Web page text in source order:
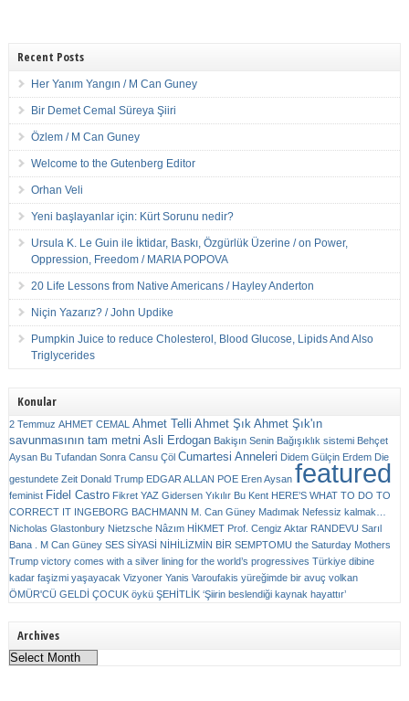
Recent Posts
Her Yanım Yangın / M Can Guney
Bir Demet Cemal Süreya Şiiri
Özlem / M Can Guney
Welcome to the Gutenberg Editor
Orhan Veli
Yeni başlayanlar için: Kürt Sorunu nedir?
Ursula K. Le Guin ile İktidar, Baskı, Özgürlük Üzerine / on Power,
Oppression, Freedom / MARIA POPOVA
20 Life Lessons from Native Americans / Hayley Anderton
Niçin Yazarız? / John Updike
Pumpkin Juice to reduce Cholesterol, Blood Glucose, Lipids And Also
Triglycerides
Konular
2 Temmuz AHMET CEMAL Ahmet Telli Ahmet Şık Ahmet Şık'ın
savunmasının tam metni Asli Erdogan Bakişın Senin Bağışıklık sistemi Behçet
Aysan Bu Tufandan Sonra Cansu Çöl Cumartesi Anneleri Didem Gülçin Erdem Die
gestundete Zeit Donald Trump EDGAR ALLAN POE Eren Aysan featured
feminist Fidel Castro Fikret YAZ Gidersen Yıkılır Bu Kent HERE’S WHAT TO DO TO
CORRECT IT INGEBORG BACHMANN M. Can Güney Madımak Nefessiz kalmak…
Nicholas Glastonbury Nietzsche Nâzım HİKMET Prof. Cengiz Aktar RANDEVU Sarıl
Bana . M Can Güney SES SİYASİ NİHİLİZMİN BİR SEMPTOMU the Saturday Mothers
Trump victory comes with a silver lining for the world’s progressives Türkiye dibine
kadar faşizmi yaşayacak Vizyoner Yanis Varoufakis yüreğimde bir avuç volkan
ÖMÜR'CÜ GELDİ ÇOCUK öykü ŞEHİTLİK ‘Şiirin beslendiği kaynak hayattır’
Archives
Archives